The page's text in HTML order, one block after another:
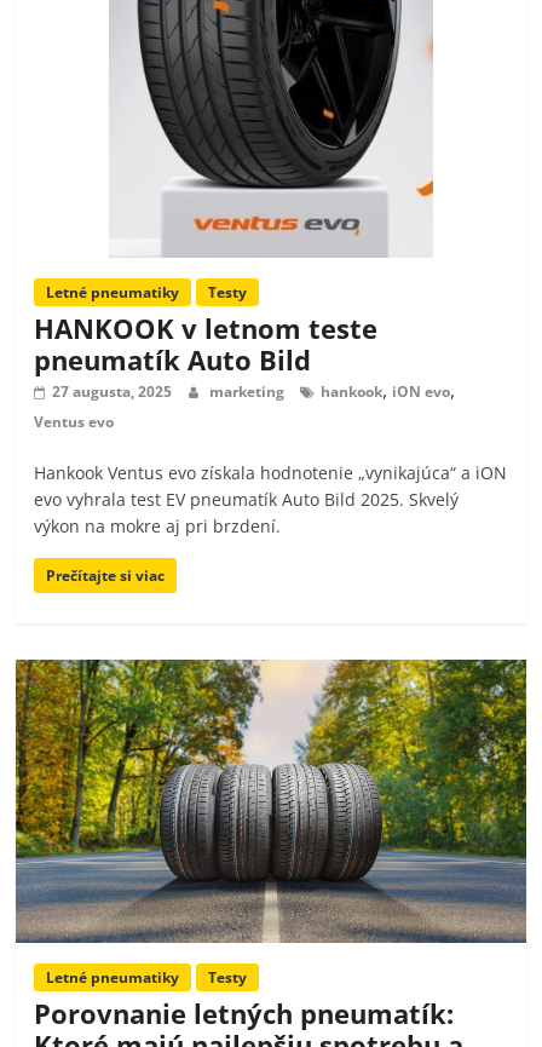
Letné pneumatiky Testy
HANKOOK v letnom teste
pneumatík Auto Bild
27 augusta, 2025 marketing hankook, iON evo,
Ventus evo
Hankook Ventus evo získala hodnotenie „vynikajúca“ a iON
evo vyhrala test EV pneumatík Auto Bild 2025. Skvelý
výkon na mokre aj pri brzdení.
Prečítajte si viac
Letné pneumatiky Testy
Porovnanie letných pneumatík: